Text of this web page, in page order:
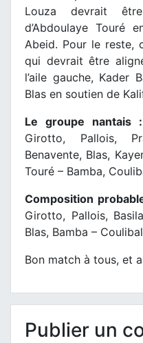
Louza devrait
d’Abdoulaye Touré
Abeid. Pour le reste,
qui devrait être
l’aile gauche, Kader
Blas en soutien de
Le groupe nantais :
Girotto, Pallois,
Benavente, Blas,
Touré – Bamba,
Composition
Girotto, Pallois,
Blas, Bamba –
Bon match à tous, et
Publier un